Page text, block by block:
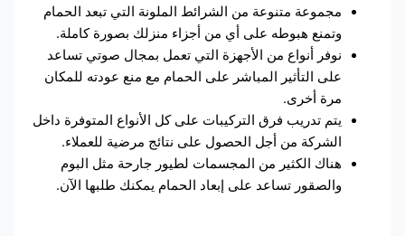
مجموعة متنوعة من الشرائط الملونة التي تبعد الحمام
وتمنع هبوطه على أي من أجزاء منزلك بصورة كاملة.
نوفر أنواع من الأجهزة التي تعمل بمجال صوتي تساعد
على التأثير المباشر على الحمام مع منع عودته للمكان
مرة أخرى.
يتم تدريب فرق التركيبات على كل الأنواع المتوفرة داخل
الشركة من أجل الحصول على نتائج مرضية للعملاء.
هناك الكثير من المجسمات لطيور جارحة مثل البوم
والصقور تساعد على إبعاد الحمام يمكنك طلبها الآن.